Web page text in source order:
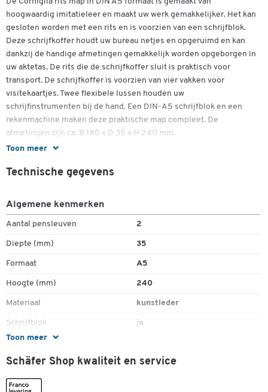
Toon meer
hoogwaardig imitatieleer en maakt uw werk gemakkelijker. Het kan
gesloten worden met een rits en is voorzien van een schrijfblok.
Deze schrijfkoffer houdt uw bureau netjes en opgeruimd en kan
dankzij de handige afmetingen gemakkelijk worden opgeborgen in
uw aktetas. De rits die de schrijfkoffer sluit is praktisch voor
transport. De schrijfkoffer is voorzien van vier vakken voor
visitekaartjes. Twee flexibele lussen houden uw
schrijfinstrumenten bij de hand. Een DIN-A5 schrijfblok en een
rekenmachine maken deze praktische map compleet. De
afmetingen zijn ca. B 180 x D 35 x H 240 mm.
- Zip-bestand in DIN A5-formaat
- Gemaakt van hoogwaardig imitatieleer van hoge kwaliteit
- Vier vakken voor visitekaartjes
- Twee flexibele lussen voor schrijfinstrumenten
- Afmetingen: ca. B 180 x D 35 x H 240 mm.
Toon meer
Technische gegevens
Algemene kenmerken
Aantal pensleuven 2
Diepte (mm) 35
Formaat A5
Hoogte (mm) 240
Materiaal kunstleder
Schrijfblok ja
Schäfer Shop kwaliteit en service